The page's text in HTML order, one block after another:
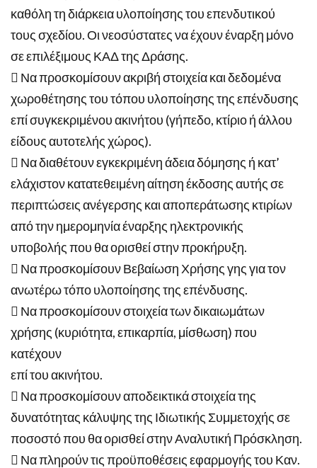
καθόλη τη διάρκεια υλοποίησης του επενδυτικού
τους σχεδίου. Οι νεοσύστατες να έχουν έναρξη μόνο
σε επιλέξιμους ΚΑΔ της Δράσης.
 Να προσκομίσουν ακριβή στοιχεία και δεδομένα
χωροθέτησης του τόπου υλοποίησης της επένδυσης
επί συγκεκριμένου ακινήτου (γήπεδο, κτίριο ή άλλου
είδους αυτοτελής χώρος).
 Να διαθέτουν εγκεκριμένη άδεια δόμησης ή κατ’
ελάχιστον κατατεθειμένη αίτηση έκδοσης αυτής σε
περιπτώσεις ανέγερσης και αποπεράτωσης κτιρίων
από την ημερομηνία έναρξης ηλεκτρονικής
υποβολής που θα ορισθεί στην προκήρυξη.
 Να προσκομίσουν Βεβαίωση Χρήσης γης για τον
ανωτέρω τόπο υλοποίησης της επένδυσης.
 Να προσκομίσουν στοιχεία των δικαιωμάτων
χρήσης (κυριότητα, επικαρπία, μίσθωση) που
κατέχουν
επί του ακινήτου.
 Να προσκομίσουν αποδεικτικά στοιχεία της
δυνατότητας κάλυψης της Ιδιωτικής Συμμετοχής σε
ποσοστό που θα ορισθεί στην Αναλυτική Πρόσκληση.
 Να πληρούν τις προϋποθέσεις εφαρμογής του Καν.